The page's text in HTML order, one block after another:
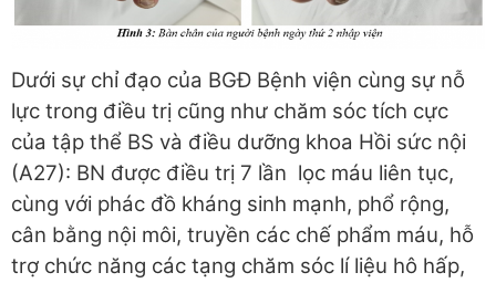
Dưới sự chỉ đạo của BGĐ Bệnh viện cùng sự nỗ
lực trong điều trị cũng như chăm sóc tích cực
của tập thể BS và điều dưỡng khoa Hồi sức nội
(A27): BN được điều trị 7 lần lọc máu liên tục,
cùng với phác đồ kháng sinh mạnh, phổ rộng,
cân bằng nội môi, truyền các chế phẩm máu, hỗ
trợ chức năng các tạng chăm sóc lí liệu hô hấp,